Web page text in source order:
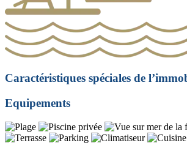
Caractéristiques spéciales de
Equipements